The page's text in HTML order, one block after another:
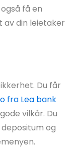
få en
din leietaker
Du får
fra Lea bank
vilkår. Du
og